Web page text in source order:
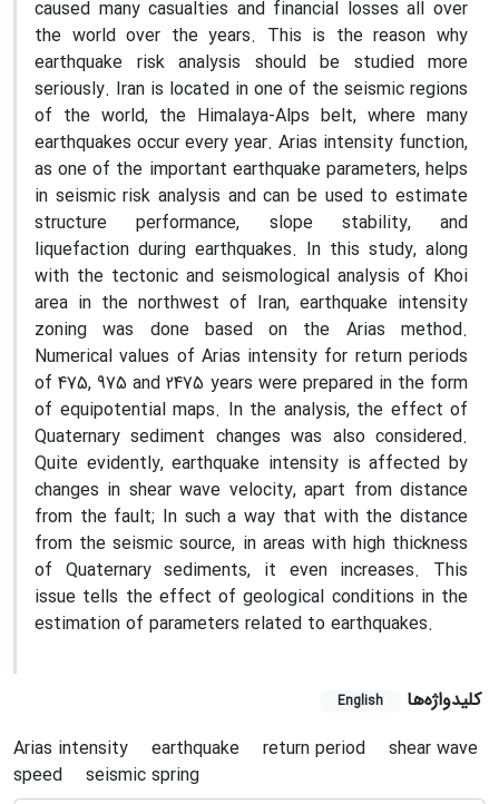
caused many casualties and financial losses all over
the world over the years. This is the reason why
earthquake risk analysis should be studied more
seriously. Iran is located in one of the seismic regions
of the world, the Himalaya-Alps belt, where many
earthquakes occur every year. Arias intensity function,
as one of the important earthquake parameters, helps
in seismic risk analysis and can be used to estimate
structure performance, slope stability, and
liquefaction during earthquakes. In this study, along
with the tectonic and seismological analysis of Khoi
area in the northwest of Iran, earthquake intensity
zoning was done based on the Arias method.
Numerical values of Arias intensity for return periods
of 475, 975 and 2475 years were prepared in the form
of equipotential maps. In the analysis, the effect of
Quaternary sediment changes was also considered.
Quite evidently, earthquake intensity is affected by
changes in shear wave velocity, apart from distance
from the fault; In such a way that with the distance
from the seismic source, in areas with high thickness
of Quaternary sediments, it even increases. This
issue tells the effect of geological conditions in the
estimation of parameters related to earthquakes.
کلیدواژه‌ها English
Arias intensity earthquake return period
shear wave
speed
seismic spring